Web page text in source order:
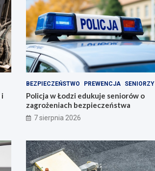
i
BEZPIECZEŃSTWO PREWENCJA SENIORZY
Policja w Łodzi edukuje seniorów o
zagrożeniach bezpieczeństwa
7 sierpnia 2026